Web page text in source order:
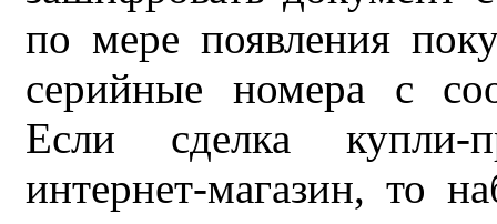
по мере появления
серийные номера с
Если сделка купли-
интернет-магазин, то